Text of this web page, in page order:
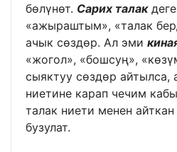
бөлүнөт. Сарих талак
«ажыраштым», «талак
ачык сөздөр. Ал эми
«жогол», «бошсуң»,
сыяктуу сөздөр айтылса,
ниетине карап чечим
талак ниети менен
бузулат.